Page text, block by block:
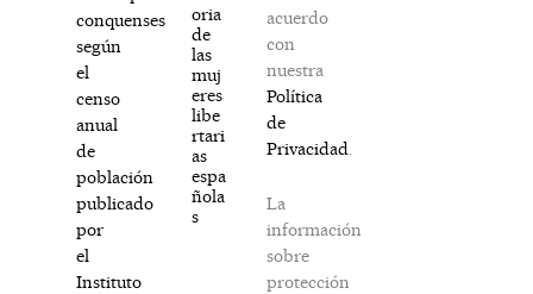
conquenses
según
el
censo
anual
de
población
publicado
por
el
Instituto
oria
de
las
muj
eres
libe
rtari
as
espa
ñola
s
acuerdo
con
nuestra
Política
de
Privacidad
La
información
sobre
protección